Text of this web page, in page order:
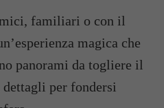
familiari o con il
magica che
panorami da togliere il
per fondersi